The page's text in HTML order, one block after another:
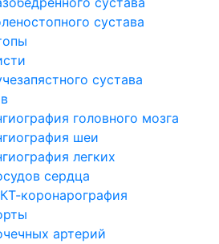
сустава
сустава
головного мозга
шеи
легких
сердца
КТ-коронарография
артерий